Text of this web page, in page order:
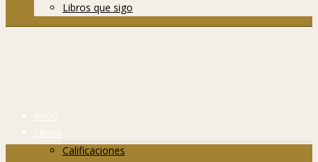
Libros que sigo
Inicio
Libros
Calificaciones